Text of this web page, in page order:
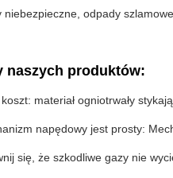
niebezpieczne, odpady
naszych produktów:
materiał ogniotrwały
napędowy jest prosty:
się, że szkodliwe gazy nie